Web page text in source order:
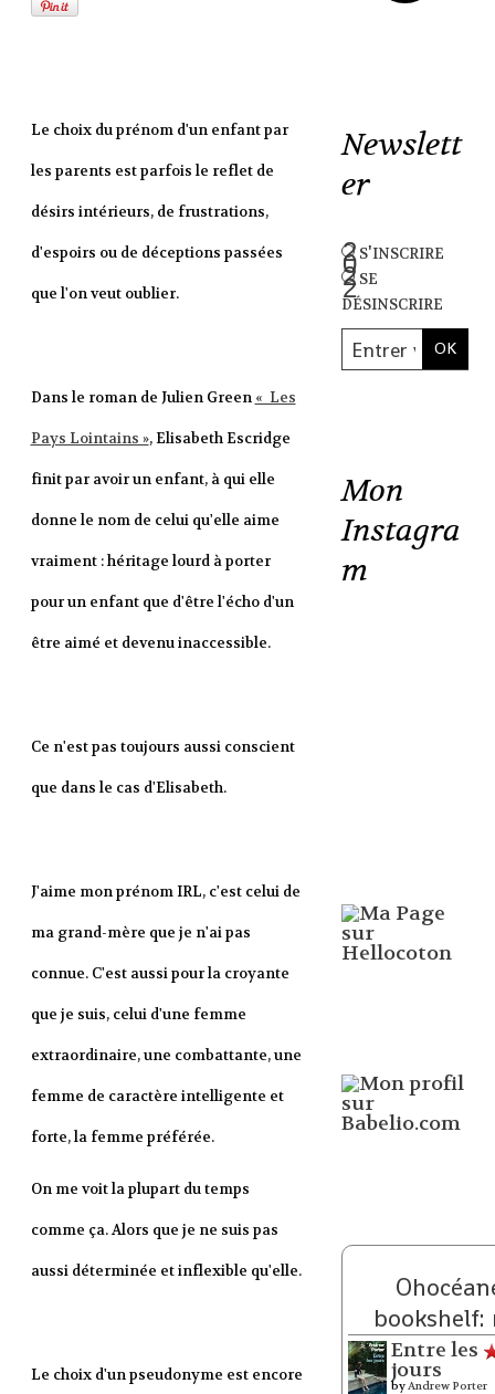
Le choix du prénom d'un enfant par
les parents est parfois le reflet de
désirs intérieurs, de frustrations,
d'espoirs ou de déceptions passées
que l'on veut oublier.
Dans le roman de Julien Green « Les
Pays Lointains », Elisabeth Escridge
finit par avoir un enfant, à qui elle
donne le nom de celui qu'elle aime
vraiment : héritage lourd à porter
pour un enfant que d'être l'écho d'un
être aimé et devenu inaccessible.
Ce n'est pas toujours aussi conscient
que dans le cas d'Elisabeth.
J'aime mon prénom IRL, c'est celui de
ma grand-mère que je n'ai pas
connue. C'est aussi pour la croyante
que je suis, celui d'une femme
extraordinaire, une combattante, une
femme de caractère intelligente et
forte, la femme préférée.
On me voit la plupart du temps
comme ça. Alors que je ne suis pas
aussi déterminée et inflexible qu'elle.
Le choix d'un pseudonyme est encore
Newslett
er
s'inscrire
se
désinscrire
Mon
Instagra
m
bookshelf:
Entre les
jours
byAndrew Porter